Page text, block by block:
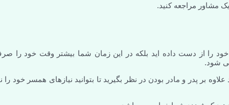
مشاور مراجعه کنید.
را از دست داده اید بلکه در این زمان شما بیشتر وقت خود را
شود.
بر پدر و مادر بودن در نظر بگیرید تا بتوانید نیازهای همسر خود را